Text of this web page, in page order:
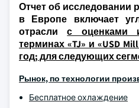
Отчет об исследовании
в Европе включает
отраслис оценками
терминах «TJ» и «USD
год; для следующих
Рынок, по технологии
Бесплатное охлаждение